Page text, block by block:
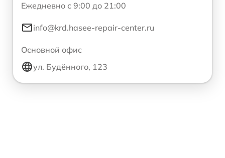
Ежедневно с 9:00 до 21:00
info@krd.hasee-repair-center.ru
Основной офис
ул. Будённого, 123